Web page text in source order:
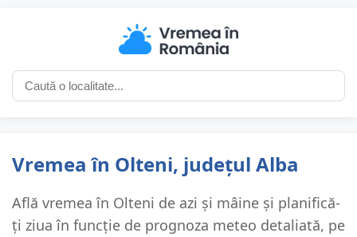
Vremea în Olteni, județul Alba
Află vremea în Olteni de azi și mâine și planifică-
ți ziua în funcție de prognoza meteo detaliată, pe